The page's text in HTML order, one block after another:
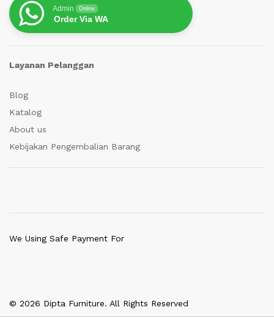
Admin Online
Order Via WA
Layanan Pelanggan
Blog
Katalog
About us
Kebijakan Pengembalian Barang
© 2026 Dipta Furniture. All Rights Reserved
We Using Safe Payment For